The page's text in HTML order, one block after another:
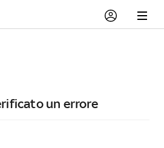
un errore